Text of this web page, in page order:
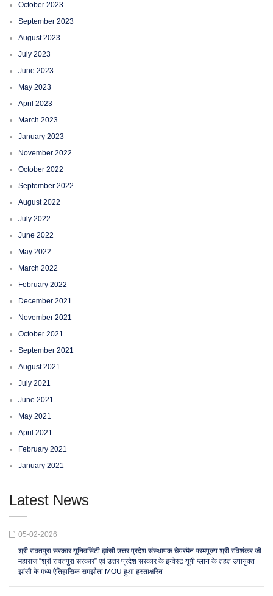
October 2023
September 2023
August 2023
July 2023
June 2023
May 2023
April 2023
March 2023
January 2023
November 2022
October 2022
September 2022
August 2022
July 2022
June 2022
May 2022
March 2022
February 2022
December 2021
November 2021
October 2021
September 2021
August 2021
July 2021
June 2021
May 2021
April 2021
February 2021
January 2021
Latest News
05-02-2026
श्री रावतपुरा सरकार यूनिवर्सिटी झांसी उत्तर प्रदेश संस्थापक चेयरमैन परमपूज्य श्री रविशंकर जी
महाराज “श्री रावतपुरा सरकार” एवं उत्तर प्रदेश सरकार के इन्वेस्ट यूपी प्लान के तहत उपायुक्त
झांसी के मध्य ऐतिहासिक समझौता MOU हुआ हस्ताक्षरित